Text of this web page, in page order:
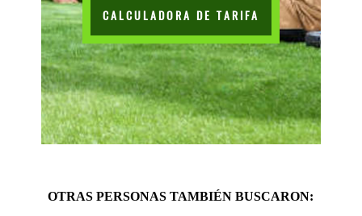
CALCULADORA DE TARIFA
OTRAS PERSONAS TAMBIÉN BUSCARON: